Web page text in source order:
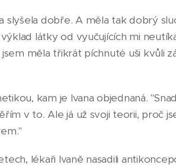
slyšela dobře. A měla tak dobrý
látky od vyučujících mi
měla třikrát píchnuté uši kvůli
kam je Ivana objednaná.
v to. Ale já už svoji teorii, proč
lékaři Ivaně nasadili